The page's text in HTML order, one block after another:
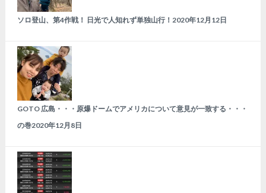
ソロ登山、第4作戦！ 日光で人知れず単独山行！ 2020年12月12日
GOTO 広島・・・原爆ドームでアメリカについて意見が一致する・・・
の巻2020年12月8日